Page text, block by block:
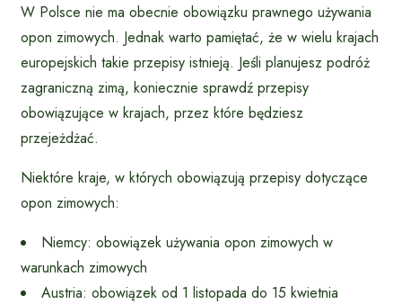
W Polsce nie ma obecnie obowiązku prawnego używania
opon zimowych. Jednak warto pamiętać, że w wielu krajach
europejskich takie przepisy istnieją. Jeśli planujesz podróż
zagraniczną zimą, koniecznie sprawdź przepisy
obowiązujące w krajach, przez które będziesz
przejeżdżać.
Niektóre kraje, w których obowiązują przepisy dotyczące
opon zimowych:
Niemcy: obowiązek używania opon zimowych w
warunkach zimowych
Austria: obowiązek od 1 listopada do 15 kwietnia